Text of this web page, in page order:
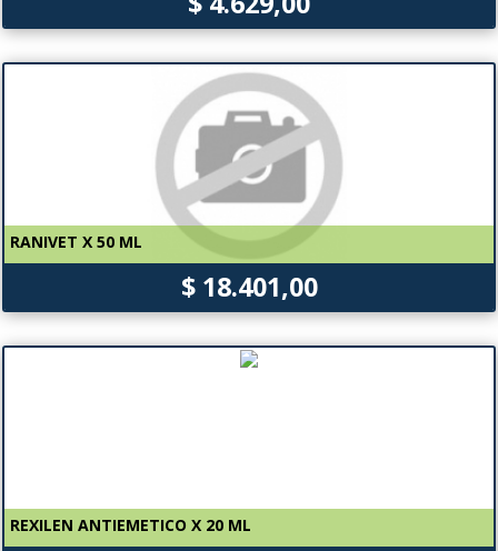
RANIVET X 50 ML
$ 18.401,00
REXILEN ANTIEMETICO X 20 ML